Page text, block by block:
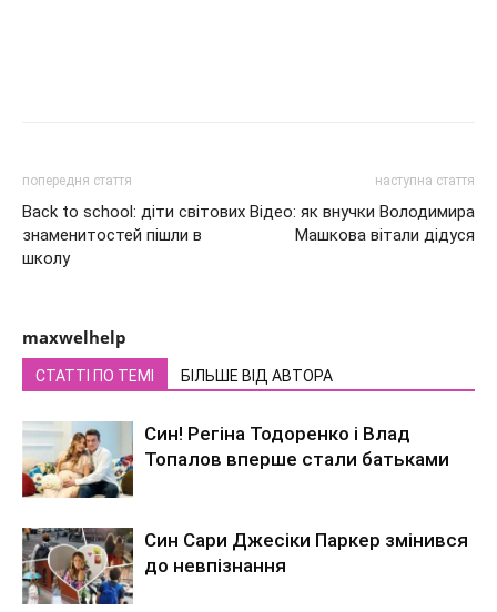
попередня стаття
Back to school: діти світових
знаменитостей пішли в
школу
наступна стаття
Відео: як внучки Володимира
Машкова вітали дідуся
maxwelhelp
СТАТТІ ПО ТЕМІ БІЛЬШЕ ВІД АВТОРА
Син! Регіна Тодоренко і Влад
Топалов вперше стали батьками
Син Сари Джесіки Паркер змінився
до невпізнання